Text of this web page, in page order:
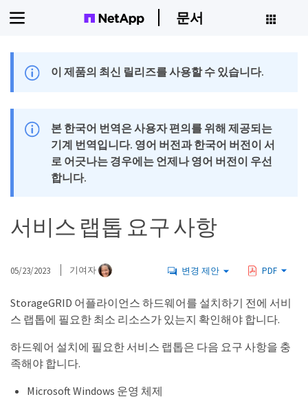
문서
이 제품의 최신 릴리즈를 사용할 수 있습니다.
본 한국어 번역은 사용자 편의를 위해 제공되는
기계 번역입니다. 영어 버전과 한국어 버전이 서
로 어긋나는 경우에는 언제나 영어 버전이 우선
합니다.
서비스 랩톱 요구 사항
05/23/2023 기여자 변경 제안 PDF
StorageGRID 어플라이언스 하드웨어를 설치하기 전에 서비
스 랩톱에 필요한 최소 리소스가 있는지 확인해야 합니다.
하드웨어 설치에 필요한 서비스 랩톱은 다음 요구 사항을 충
족해야 합니다.
Microsoft Windows 운영 체제